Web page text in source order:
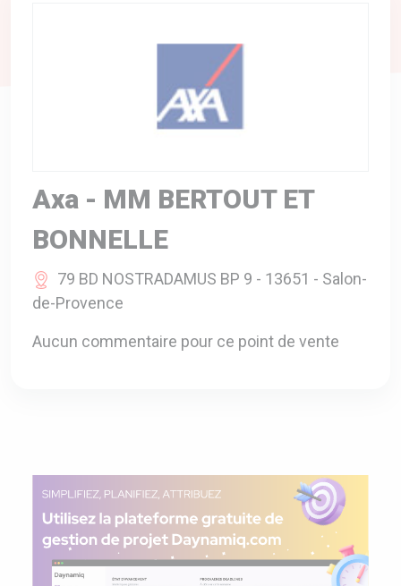
Axa - MM BERTOUT ET
BONNELLE
79 BD NOSTRADAMUS BP 9 - 13651 - Salon-
de-Provence
Aucun commentaire pour ce point de vente